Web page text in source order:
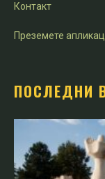
Контакт
Преземете
ПОСЛЕДНИ